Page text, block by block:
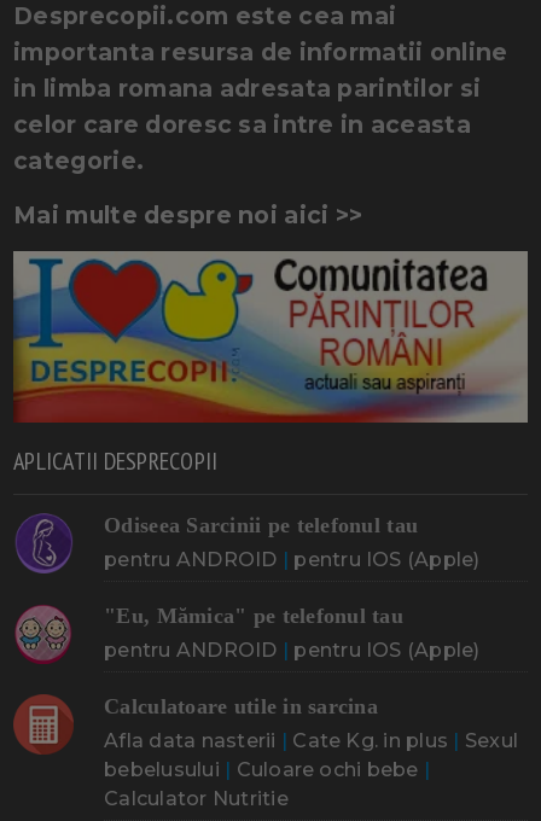
Desprecopii.com este cea mai
importanta resursa de informatii online
in limba romana adresata parintilor si
celor care doresc sa intre in aceasta
categorie.
Mai multe despre noi aici >>
APLICATII DESPRECOPII
Odiseea Sarcinii pe telefonul tau
pentru ANDROID | pentru IOS (Apple)
"Eu, Mămica" pe telefonul tau
pentru ANDROID | pentru IOS (Apple)
Calculatoare utile in sarcina
Afla data nasterii | Cate Kg. in plus | Sexul
bebelusului | Culoare ochi bebe |
Calculator Nutritie